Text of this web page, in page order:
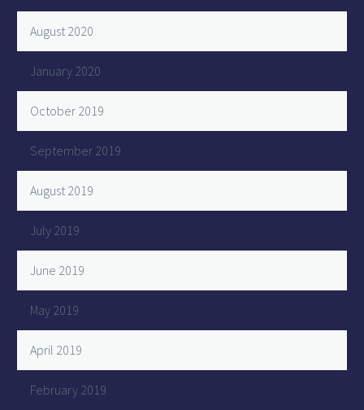
August 2020
January 2020
October 2019
September 2019
August 2019
July 2019
June 2019
May 2019
April 2019
February 2019